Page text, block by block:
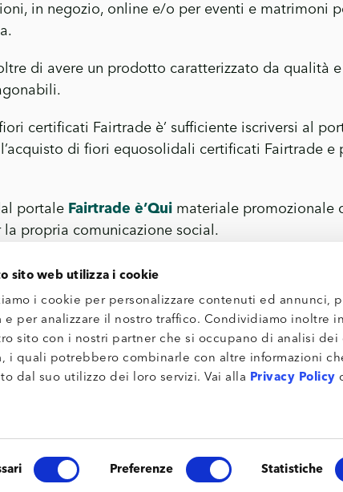
sito web utilizza i cookie
i cookie per personalizzare contenuti ed annunci,
e per analizzare il nostro traffico. Condividiamo inoltre
sito con i nostri partner che si occupano di analisi
i quali potrebbero combinarle con altre informazioni
dal suo utilizzo dei loro servizi. Vai alla Privacy Policy
Preferenze Statistiche
in negozio, online e/o per eventi e matrimoni
di avere un prodotto caratterizzato da qualità
certificati Fairtrade è’ sufficiente iscriversi al
di fiori equosolidali certificati Fairtrade e
portaleFairtrade è’Quimateriale promozionale
propria comunicazione social.
potranno:
comunicando alla clientela la propria
di comunicazione Fairtrade ad hoc
gli animi di chi vuole essere attore
sul prezzo, abbattendo le differenze di